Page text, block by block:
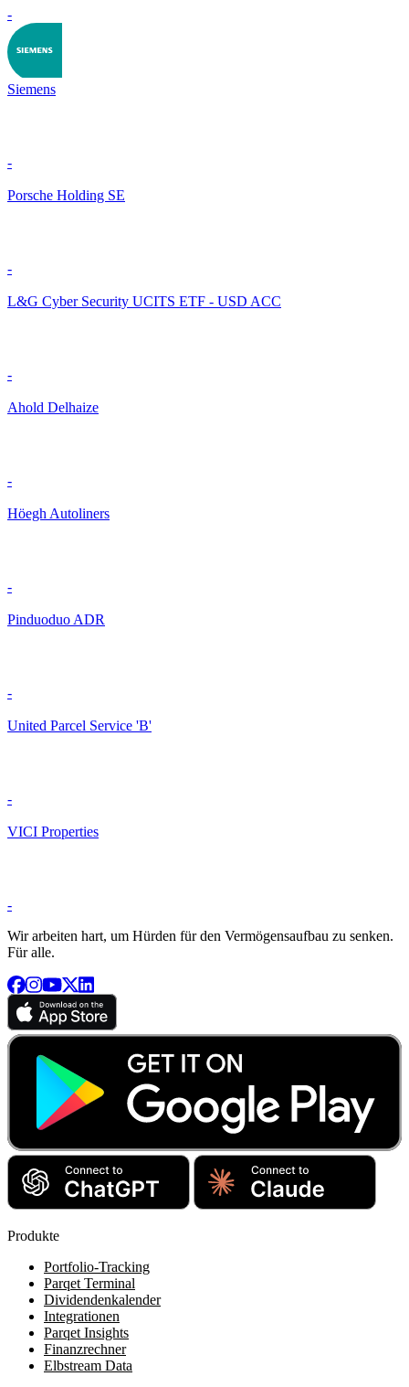
-
Siemens
-
Porsche Holding SE
-
L&G Cyber Security UCITS ETF - USD ACC
-
Ahold Delhaize
-
Höegh Autoliners
-
Pinduoduo ADR
-
United Parcel Service 'B'
-
VICI Properties
-
Wir arbeiten hart, um Hürden für den Vermögensaufbau zu senken.
Für alle.
Produkte
Portfolio-Tracking
Parqet Terminal
Dividendenkalender
Integrationen
Parqet Insights
Finanzrechner
Elbstream Data